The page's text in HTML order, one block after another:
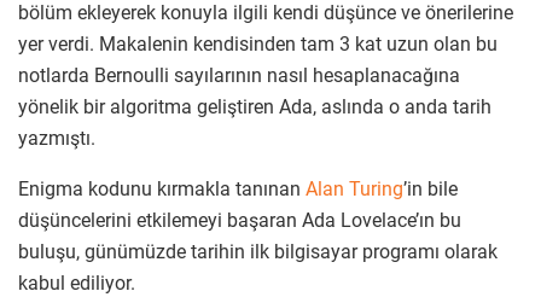
bölüm ekleyerek konuyla ilgili kendi düşünce ve önerilerine
yer verdi. Makalenin kendisinden tam 3 kat uzun olan bu
notlarda Bernoulli sayılarının nasıl hesaplanacağına
yönelik bir algoritma geliştiren Ada, aslında o anda tarih
yazmıştı.
Enigma kodunu kırmakla tanınan Alan Turing’in bile
düşüncelerini etkilemeyi başaran Ada Lovelace’ın bu
buluşu, günümüzde tarihin ilk bilgisayar programı olarak
kabul ediliyor.